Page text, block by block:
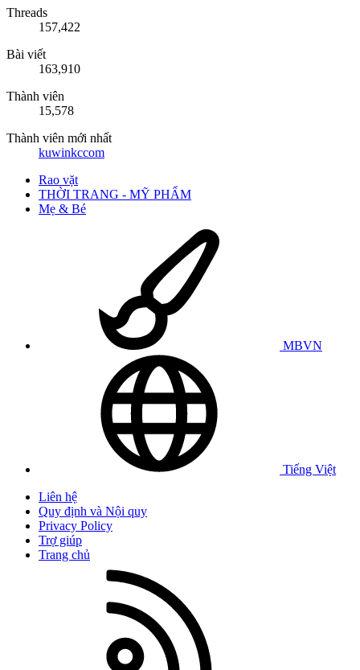
Threads
157,422
Bài viết
163,910
Thành viên
15,578
Thành viên mới nhất
kuwinkccom
Rao vặt
THỜI TRANG - MỸ PHẨM
Mẹ & Bé
MBVN
Tiếng Việt
Liên hệ
Quy định và Nội quy
Privacy Policy
Trợ giúp
Trang chủ